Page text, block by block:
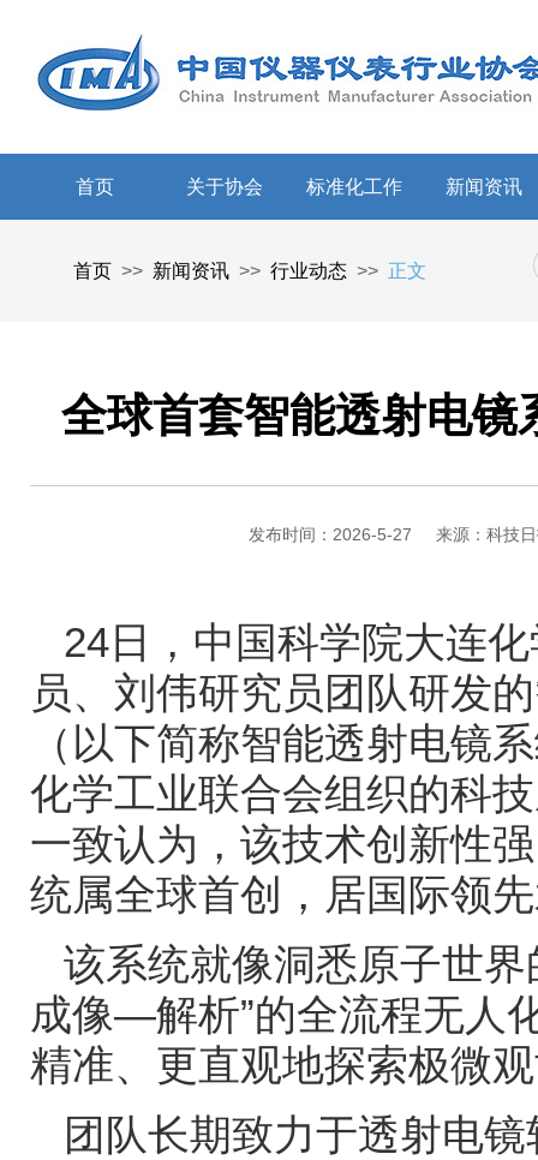
首页 关于协会 标准化工作 新闻资讯
首页 >> 新闻资讯 >> 行业动态 >> 正文
全球首套智能透射电镜
发布时间：2026-5-27 来源：科技
24日，中国科学院大连
员、刘伟研究员团队研发
（以下简称智能透射电镜
化学工业联合会组织的科
一致认为，该技术创新性
统属全球首创，居国际领
该系统就像洞悉原子世
成像—解析”的全流程无人
精准、更直观地探索极微
团队长期致力于透射电